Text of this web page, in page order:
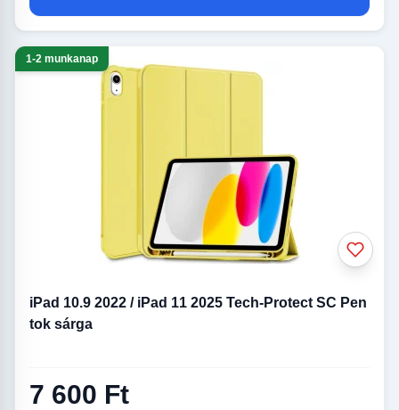
1-2 munkanap
iPad 10.9 2022 / iPad 11 2025 Tech-Protect SC Pen
tok sárga
7 600 Ft